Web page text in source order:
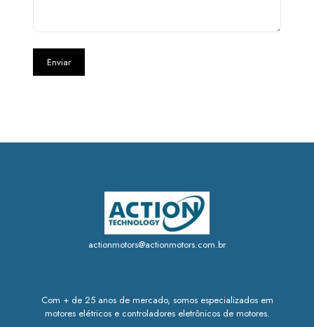
actionmotors@actionmotors.com.br
Com + de 25 anos de mercado, somos especializados em
motores elétricos e controladores eletrônicos de motores.